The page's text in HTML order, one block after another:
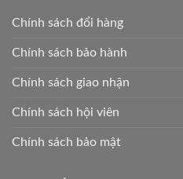
Chính sách đổi hàng
Chính sách bảo hành
Chính sách giao nhận
Chính sách hội viên
Chính sách bảo mật